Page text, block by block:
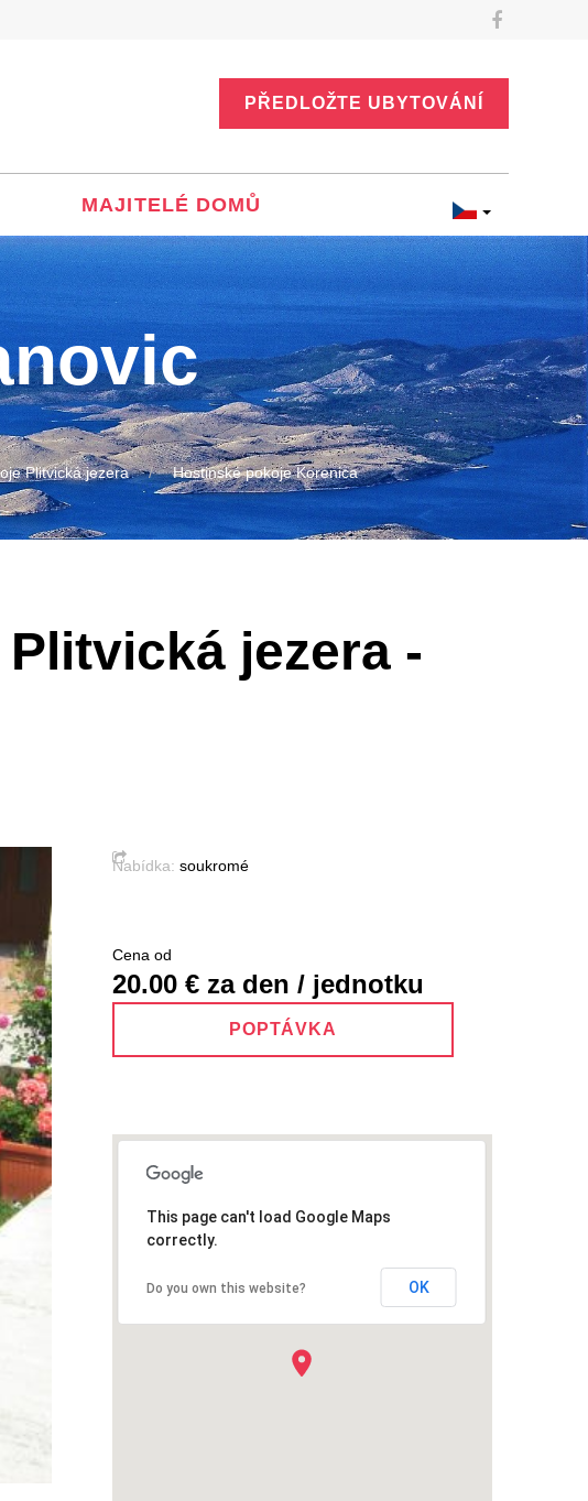
PŘEDLOŽTE UBYTOVÁNÍ
MAJITELÉ DOMŮ
Plitvická jezera
Hostinské pokoje Korenica
jezera -
Nabídka: soukromé
This page can't load Google Maps
correctly.
Do you own this website? OK
Cena od
20.00 € za den / jednotku
POPTÁVKA